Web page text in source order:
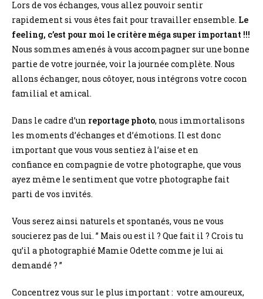
Lors de vos échanges, vous allez pouvoir sentir
rapidement si vous êtes fait pour travailler ensemble. Le
feeling, c’est pour moi le critère méga super important !!!
Nous sommes amenés à vous accompagner sur une bonne
partie de votre journée, voir la journée complète. Nous
allons échanger, nous côtoyer, nous intégrons votre cocon
familial et amical.
Dans le cadre d’un reportage photo, nous immortalisons
les moments d’échanges et d’émotions. Il est donc
important que vous vous sentiez à l’aise et en
confiance en compagnie de votre photographe, que vous
ayez même le sentiment que votre photographe fait
parti de vos invités.
Vous serez ainsi naturels et spontanés, vous ne vous
soucierez pas de lui. ” Mais ou est il ? Que fait il ? Crois tu
qu’il a photographié Mamie Odette comme je lui ai
demandé ? ”
Concentrez vous sur le plus important : votre amoureux,